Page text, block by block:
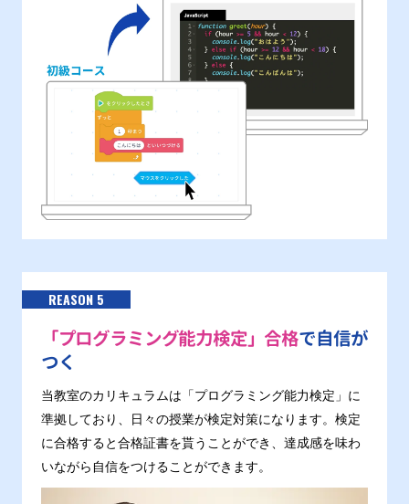
REASON 5
「プログラミング能力検定」合格で自信が
つく
当教室のカリキュラムは「プログラミング能力検定」に
準拠しており、日々の授業が検定対策になります。検定
に合格すると合格証書を貰うことができ、達成感を味わ
いながら自信をつけることができます。